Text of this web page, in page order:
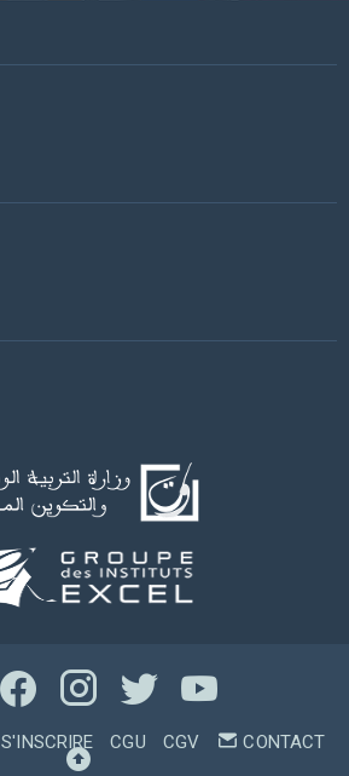
S'INSCRIRE CGU CGV CONTACT